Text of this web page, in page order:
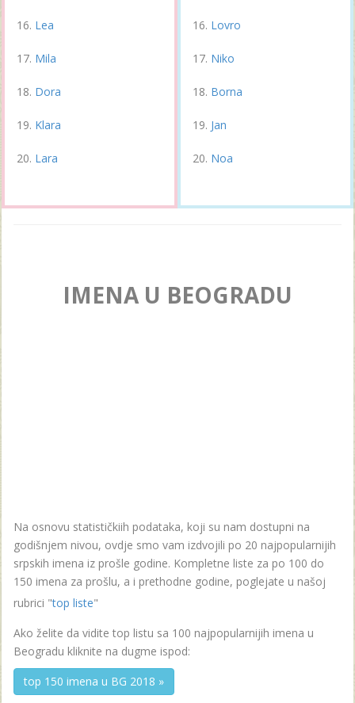
Lea
Mila
Dora
Klara
Lara
Lovro
Niko
Borna
Jan
Noa
IMENA U BEOGRADU
Na osnovu statističkiih podataka, koji su nam dostupni na
godišnjem nivou, ovdje smo vam izdvojili po 20 najpopularnijih
srpskih imena iz prošle godine. Kompletne liste za po 100 do
150 imena za prošlu, a i prethodne godine, poglejate u našoj
rubrici "top liste"
Ako želite da vidite top listu sa 100 najpopularnijih imena u
Beogradu kliknite na dugme ispod:
top 150 imena u BG 2018 »